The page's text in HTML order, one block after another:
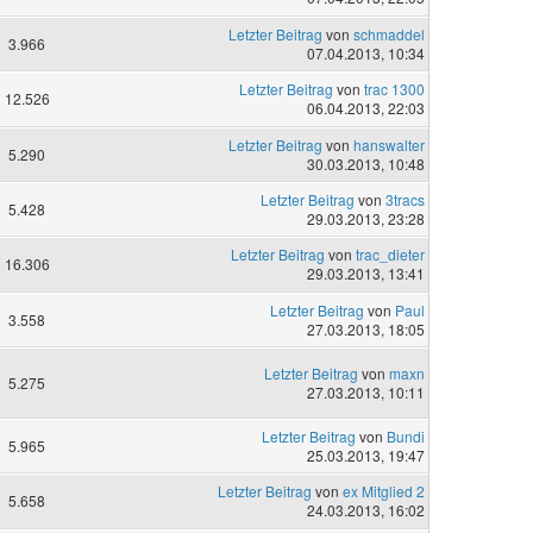
3.966 Letzter Beitrag von schmaddel
07.04.2013, 10:34
12.526 Letzter Beitrag von trac 1300
06.04.2013, 22:03
5.290 Letzter Beitrag von hanswalter
30.03.2013, 10:48
5.428 Letzter Beitrag von 3tracs
29.03.2013, 23:28
16.306 Letzter Beitrag von trac_dieter
29.03.2013, 13:41
3.558 Letzter Beitrag von Paul
27.03.2013, 18:05
5.275 Letzter Beitrag von maxn
27.03.2013, 10:11
5.965 Letzter Beitrag von Bundi
25.03.2013, 19:47
5.658 Letzter Beitrag von ex Mitglied 2
24.03.2013, 16:02